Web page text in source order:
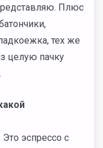
Плюс
тех же
целую пачку
эспрессо с